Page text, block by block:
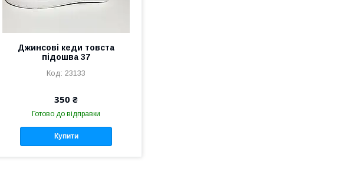
Джинсові кеди товста
підошва 37
23133
350 ₴
Готово до відправки
Купити